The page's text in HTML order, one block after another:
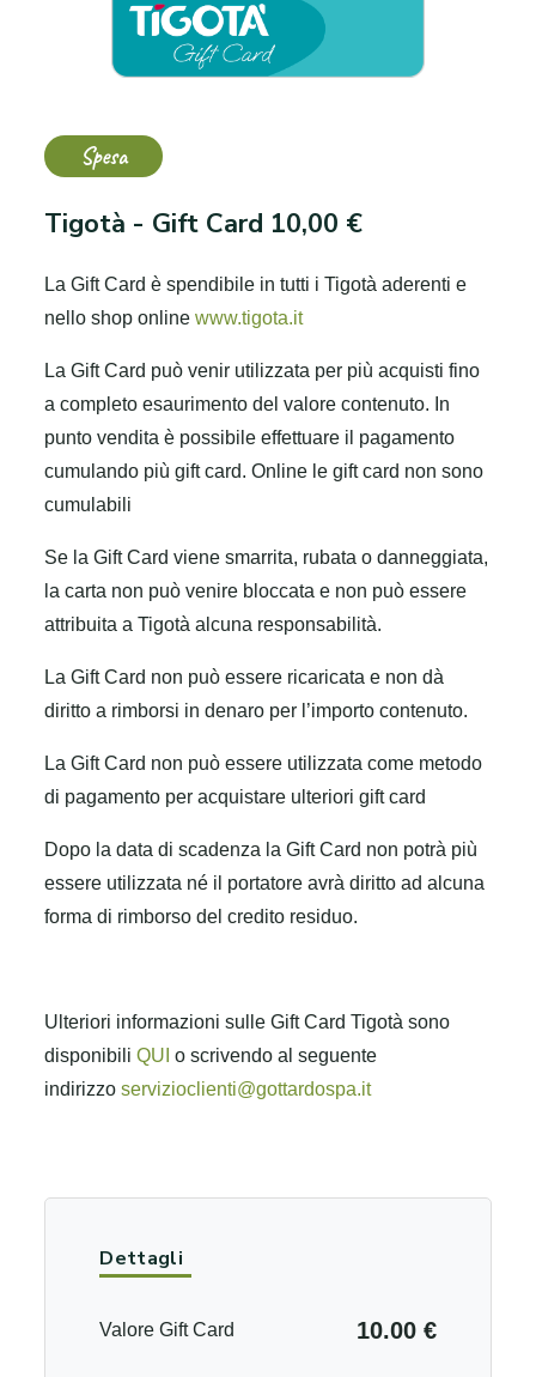
Spesa
Tigotà - Gift Card 10,00 €
La Gift Card è spendibile in tutti i Tigotà aderenti e
nello shop onlinewww.tigota.it
La Gift Card può venir utilizzata per più acquisti fino
a completo esaurimento del valore contenuto. In
punto vendita è possibile effettuare il pagamento
cumulando più gift card. Online le gift card non sono
cumulabili
Se la Gift Card viene smarrita, rubata o danneggiata,
la carta non può venire bloccata e non può essere
attribuita a Tigotà alcuna responsabilità.
La Gift Card non può essere ricaricata e non dà
diritto a rimborsi in denaro per l’importo contenuto.
La Gift Card non può essere utilizzata come metodo
di pagamento per acquistare ulteriori gift card
Dopo la data di scadenza la Gift Card non potrà più
essere utilizzata né il portatore avrà diritto ad alcuna
forma di rimborso del credito residuo.
Ulteriori informazioni sulle Gift Card Tigotà sono
disponibiliQUI o scrivendo al seguente
indirizzoservizioclienti@gottardospa.it
Dettagli
Valore Gift Card 10.00 €